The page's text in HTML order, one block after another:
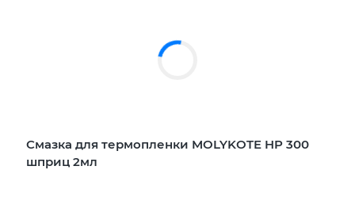
Смазка для термопленки MOLYKOTE HP 300
шприц 2мл